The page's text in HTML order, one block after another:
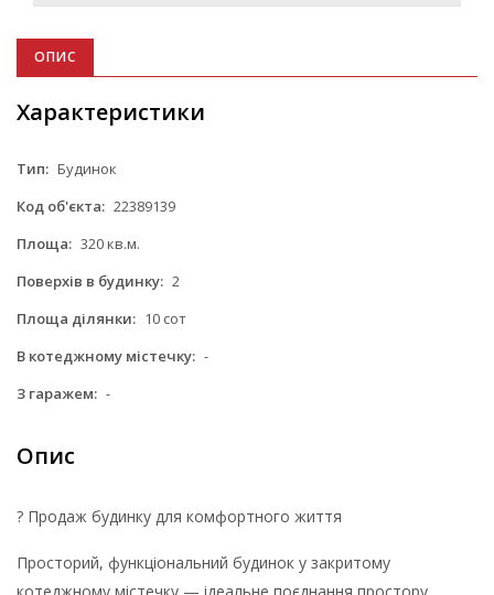
ОПИС
Характеристики
Тип: Будинок
Код об'єкта: 22389139
Площа: 320 кв.м.
Поверхів в будинку: 2
Площа ділянки: 10 сот
В котеджному містечку: -
З гаражем: -
Опис
? Продаж будинку для комфортного життя
Просторий, функціональний будинок у закритому
котеджному містечку — ідеальне поєднання простору,